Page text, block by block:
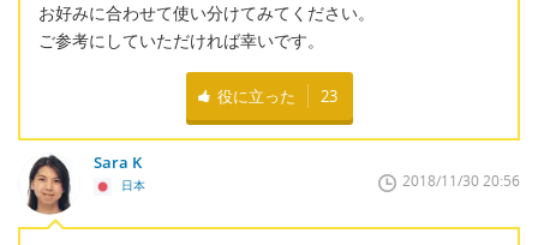
お好みに合わせて使い分けてみてください。
ご参考にしていただければ幸いです。
役に立った 23
Sara K
日本 2018/11/30 20:56